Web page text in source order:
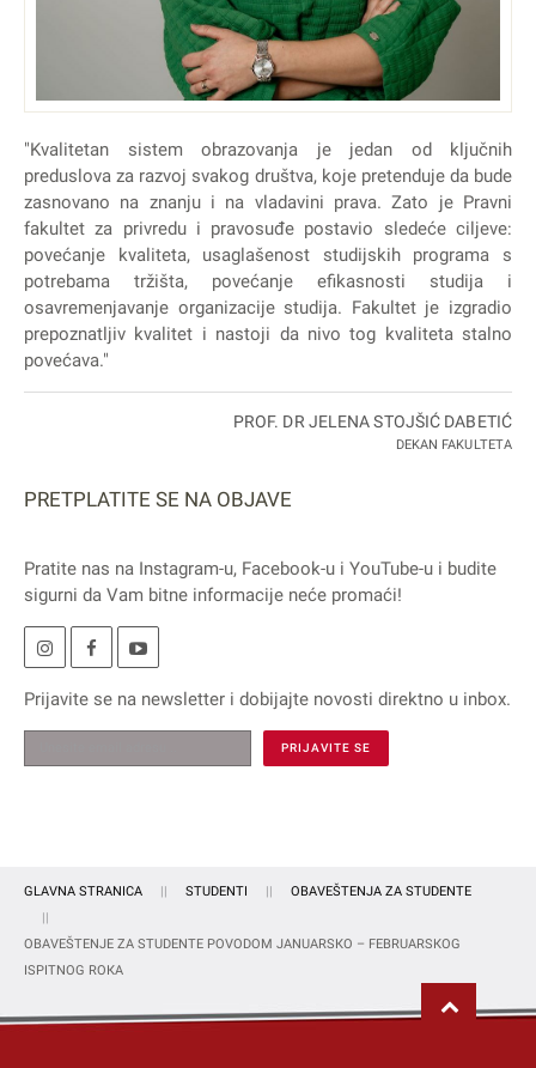
"Kvalitetan sistem obrazovanja je jedan od ključnih
preduslova za razvoj svakog društva, koje pretenduje da bude
zasnovano na znanju i na vladavini prava. Zato je Pravni
fakultet za privredu i pravosuđe postavio sledeće ciljeve:
povećanje kvaliteta, usaglašenost studijskih programa s
potrebama tržišta, povećanje efikasnosti studija i
osavremenjavanje organizacije studija. Fakultet je izgradio
prepoznatljiv kvalitet i nastoji da nivo tog kvaliteta stalno
povećava."
PROF. DR JELENA STOJŠIĆ DABETIĆ
DEKAN FAKULTETA
PRETPLATITE SE NA OBJAVE
Pratite nas na Instagram-u, Facebook-u i YouTube-u i budite
sigurni da Vam bitne informacije neće promaći!
Prijavite se na newsletter i dobijajte novosti direktno u inbox.
GLAVNA STRANICA STUDENTI OBAVEŠTENJA ZA STUDENTE
OBAVEŠTENJE ZA STUDENTE POVODOM JANUARSКO – FEBRUARSКOG
ISPITNOG ROКA